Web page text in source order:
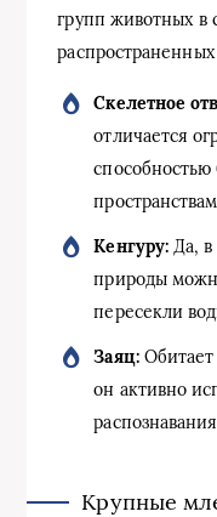
групп животных в
Скелетное
отличается
способностью
Кенгуру: Да,
природы
пересекли
Заяц:Обитает
он активно
Крупные